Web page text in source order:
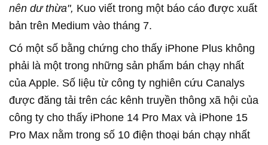
nên dư thừa", Kuo viết trong một báo cáo được xuất
bản trên Medium vào tháng 7.
Có một số bằng chứng cho thấy iPhone Plus không
phải là một trong những sản phẩm bán chạy nhất
của Apple. Số liệu từ công ty nghiên cứu Canalys
được đăng tải trên các kênh truyền thông xã hội của
công ty cho thấy iPhone 14 Pro Max và iPhone 15
Pro Max nằm trong số 10 điện thoại bán chạy nhất